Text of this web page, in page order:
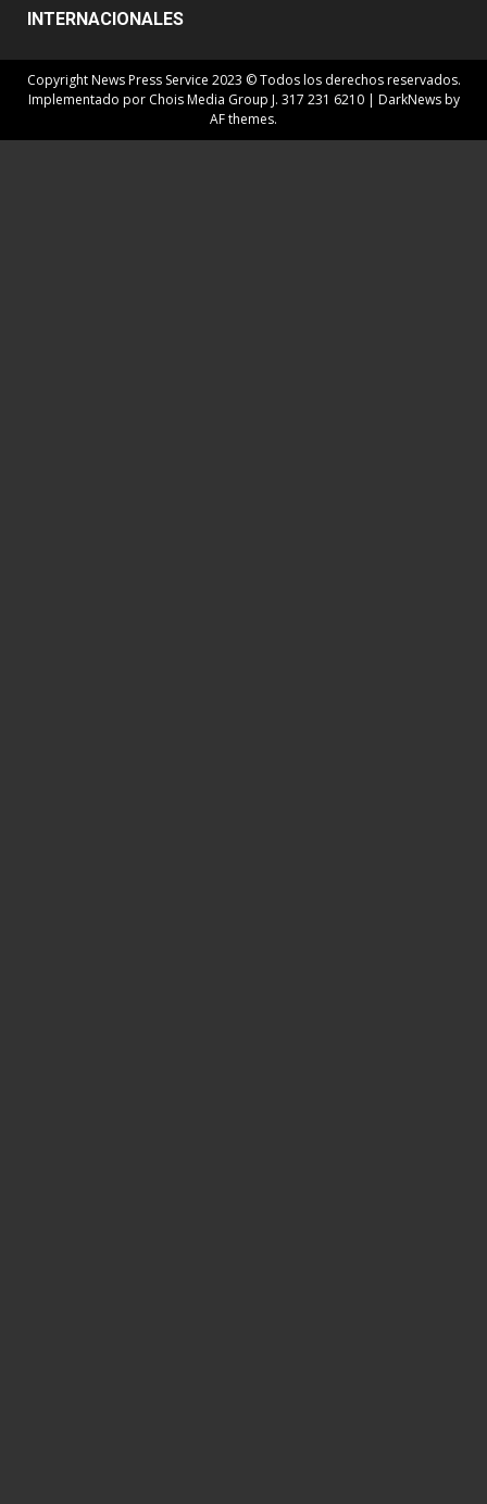
INTERNACIONALES
Copyright News Press Service 2023 © Todos los derechos reservados.
Implementado por Chois Media Group J. 317 231 6210 | DarkNewsby
AF themes.